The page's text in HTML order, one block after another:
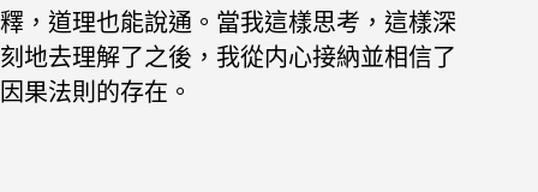
釋，道理也能說通。當我這樣思考，這樣深
刻地去理解了之後，我從内心接納並相信了
因果法則的存在。